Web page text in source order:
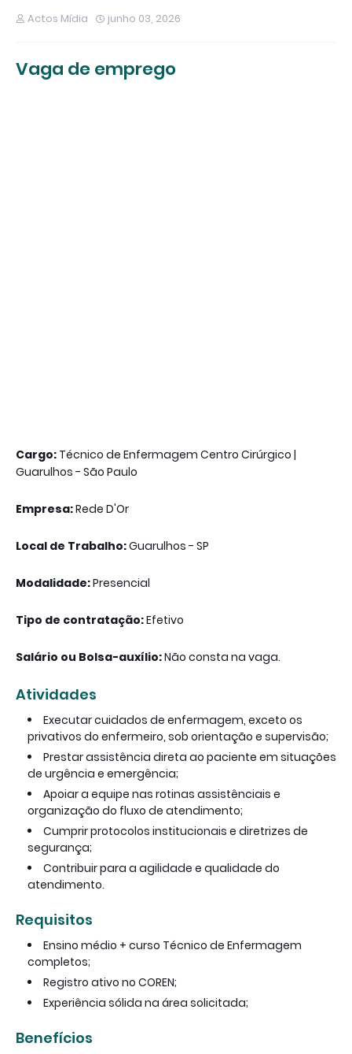
Actos Mídia junho 03, 2026
Vaga de emprego
Cargo: Técnico de Enfermagem Centro Cirúrgico |
Guarulhos - São Paulo
Empresa:Rede D'Or
Local de Trabalho:Guarulhos - SP
Modalidade:Presencial
Tipo de contratação:Efetivo
Salário ou Bolsa-auxílio:Não consta na vaga.
Atividades
Executar cuidados de enfermagem, exceto os
privativos do enfermeiro, sob orientação e supervisão;
Prestar assistência direta ao paciente em situações
de urgência e emergência;
Apoiar a equipe nas rotinas assistênciais e
organização do fluxo de atendimento;
Cumprir protocolos institucionais e diretrizes de
segurança;
Contribuir para a agilidade e qualidade do
atendimento.
Requisitos
Ensino médio + curso Técnico de Enfermagem
completos;
Registro ativo no COREN;
Experiência sólida na área solicitada;
Benefícios